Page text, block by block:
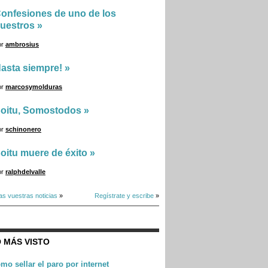
de uno de los
»
ambrosius
siempre! »
marcosymolduras
Somostodos »
schinonero
muere de éxito »
ralphdelvalle
vuestras noticias » Regístrate y escribe »
MÁS VISTO
sellar el paro por internet